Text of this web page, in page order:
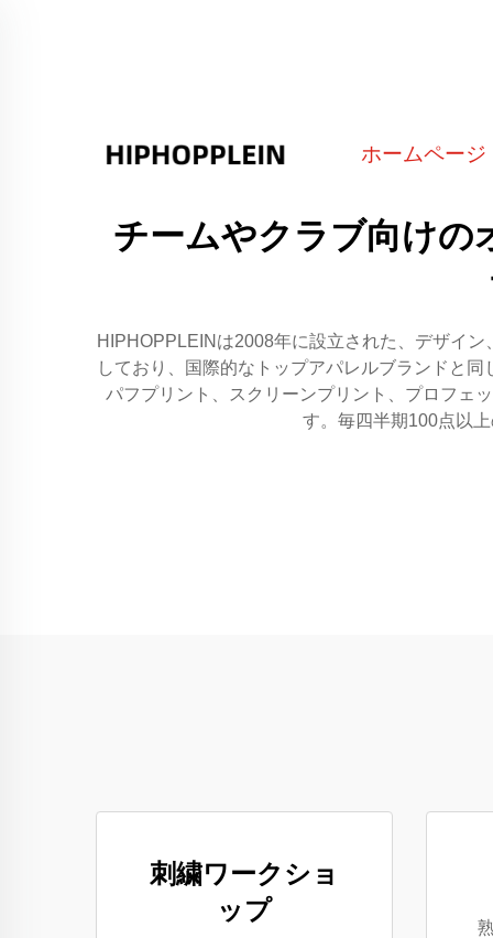
ホームページ
チームやクラブ向けの
HIPHOPPLEINは2008年に設立された、デザイ
しており、国際的なトップアパレルブランドと
パフプリント、スクリーンプリント、プロフェ
す。毎四半期100点以
刺繍ワークショ
ップ